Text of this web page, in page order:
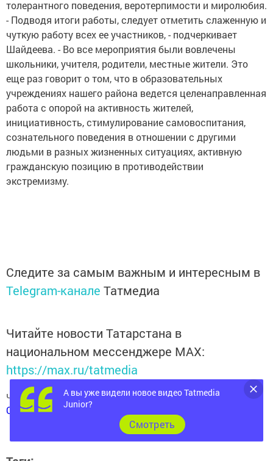
толерантного поведения, веротерпимости и миролюбия.
- Подводя итоги работы, следует отметить слаженную и
чуткую работу всех ее участников, - подчеркивает
Шайдеева. - Во все мероприятия были вовлечены
школьники, учителя, родители, местные жители. Это
еще раз говорит о том, что в образовательных
учреждениях нашего района ведется целенаправленная
работа с опорой на активность жителей,
инициативность, стимулирование самовоспитания,
сознательного поведения в отношении с другими
людьми в разных жизненных ситуациях, активную
гражданскую позицию в противодействии
экстремизму.
Следите за самым важным и интересным в
Telegram-канале Татмедиа
Читайте новости Татарстана в
национальном мессенджере MАХ:
https://max.ru/tatmedia
Читай «Волжскую новь» вТелеграм,Вконтакте
Одноклассники,Дзен
А вы уже видели новое видео Tatmedia
Junior?
Cмотреть